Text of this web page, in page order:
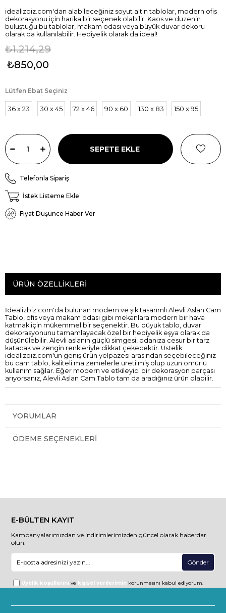
idealizbiz.com'dan alabileceğiniz soyut altın tablolar, modern ofis
dekorasyonu için harika bir seçenek olabilir. Kaos ve düzenin
buluştuğu bu tablolar, makam odası veya büyük duvar dekoru
olarak da kullanılabilir. Hediyelik olarak da ideal!
₺1.214,29
₺850,00
Lütfen Ebat Seçiniz
36 x 23 30 x 45 72 x 46 90 x 60 130 x 83 150 x 95
Telefonla Sipariş
İstek Listeme Ekle
Fiyat Düşünce Haber Ver
ÜRÜN ÖZELLIKLERI
İdealizbiz.com'da bulunan modern ve şık tasarımlı Alevli Aslan Cam
Tablo, ofis veya makam odası gibi mekanlara modern bir hava
katmak için mükemmel bir seçenektir. Bu büyük tablo, duvar
dekorasyonunu tamamlayacak özel bir hediyelik eşya olarak da
düşünülebilir. Alevli aslanın güçlü simgesi, odanıza cesur bir tarz
katacak ve zengin renkleriyle dikkat çekecektir. Üstelik
idealizbiz.com'un geniş ürün yelpazesi arasından seçebileceğiniz
bu cam tablo, kaliteli malzemelerle üretilmiş olup uzun ömürlü
kullanım sağlar. Eğer modern ve etkileyici bir dekorasyon parçası
arıyorsanız, Alevli Aslan Cam Tablo tam da aradığınız ürün olabilir.
YORUMLAR
ÖDEME SEÇENEKLERI
E-BÜLTEN KAYIT
Kampanyalarımızdan ve indirimlerimizden güncel olarak haberdar
olun.
Gönder
Üyelik koşullarını ve kişisel verilerimin korunmasını kabul ediyorum.